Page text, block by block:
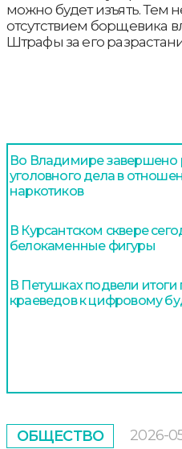
можно будет изъять. Тем
отсутствием борщевика
Штрафы за его
Во Владимире завершено
уголовного дела в
наркотиков
В Курсантском сквере
белокаменные фигуры
В Петушках подвели итоги
краеведов к цифровому
ОБЩЕСТВО 2026-